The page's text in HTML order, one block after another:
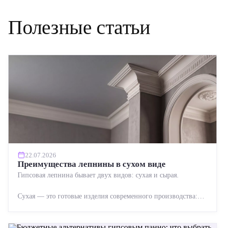
Полезные статьи
22.07.2026
Преимущества лепнины в сухом виде
Гипсовая лепнина бывает двух видов: сухая и сырая.
Сухая — это готовые изделия современного производства: